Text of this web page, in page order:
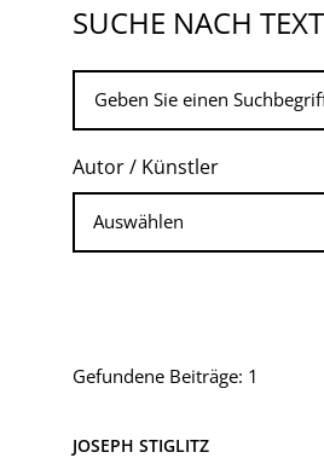
SUCHE NACH
Autor / Künstler
Gefundene Beiträge: 1
JOSEPH STIGLITZ